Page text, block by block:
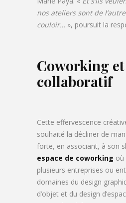
nos ateliers sont de
couloir… », poursuit la
Coworking
collaboratif
Cette effervescence
souhaité la décliner de
forte, en associant, à son
espace de coworking où
plusieurs entreprises ou
domaines du design
d’objet et du design